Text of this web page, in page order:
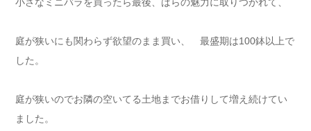
庭が狭いにも関わらず欲望のまま買い、 最盛期は100鉢以上で
した。
庭が狭いのでお隣の空いてる土地までお借りして増え続けてい
ました。